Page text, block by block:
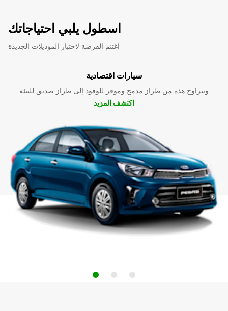
اسطول يلبي احتياجاتك
اغتنم الفرصة لاختبار الموديلات الجديدة
سيارات اقتصادية
وتتراوح هذه من طراز مدمج وموفر للوقود إلى طراز صديق للبيئة
اكتشف المزيد